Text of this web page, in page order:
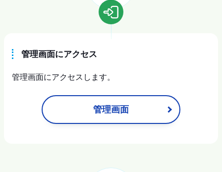
管理画面にアクセス
管理画面にアクセスします。
管理画面